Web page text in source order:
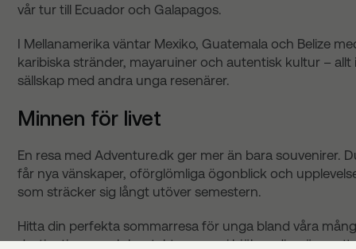
vår tur till Ecuador och Galapagos.
I Mellanamerika väntar Mexiko, Guatemala och Belize
karibiska stränder, mayaruiner och autentisk kultur – allt
sällskap med andra unga resenärer.
Minnen för livet
En resa med Adventure.dk ger mer än bara souvenirer.
får nya vänskaper, oförglömliga ögonblick och
som sträcker sig långt utöver semestern.
Hitta din perfekta sommarresa för unga bland våra
destinationer, och kontakta oss – vi hjälper dig gärna att